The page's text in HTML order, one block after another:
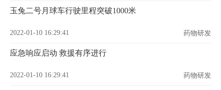
玉兔二号月球车行驶里程突破1000米
2022-01-10 16:29:41 药物研发
应急响应启动 救援有序进行
2022-01-10 16:29:41 药物研发